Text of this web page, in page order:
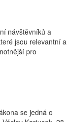
návštěvníků a
jsou relevantní a
pro
se jedná o